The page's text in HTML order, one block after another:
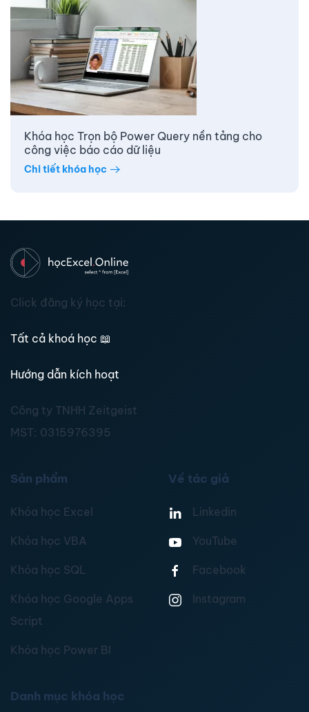
Khóa học Trọn bộ Power Query nền tảng cho
công việc báo cáo dữ liệu
Chi tiết khóa học
Click đăng ký học tại:
Tất cả khoá học 📖
Hướng dẫn kích hoạt
Công ty TNHH Zeitgeist
MST: 0315976395
Sản phẩm
Khóa học Excel
Khóa học VBA
Khóa học SQL
Khóa học Google Apps
Script
Khóa học Power BI
Về tác giả
Linkedin
YouTube
Facebook
Instagram
Danh mục khóa học